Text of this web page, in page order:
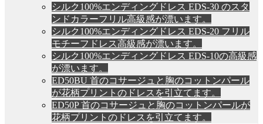
シルク100%エンディングドレス EDS-30 のスタ
ンドカラーフリル高級感が漂います。
シルク100%エンディングドレス EDS-20 フリル
モチーフドレス高級感が漂います。
シルク100%エンディングドレス EDS-10の高級感
が漂います。
ED50BU 首のコサージュと胸のコットンパール
が花柄プリントのドレスを引立てます。
ED50P 首のコサージュと胸のコットンパールが
花柄プリントのドレスを引立てます。